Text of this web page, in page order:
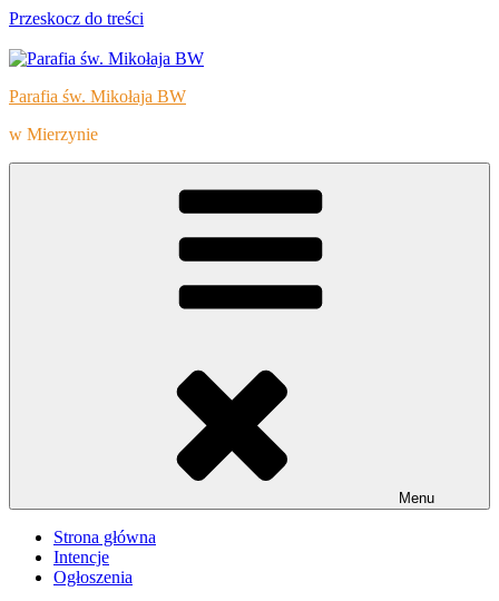
Przeskocz do treści
Parafia św. Mikołaja BW
w Mierzynie
Menu
Strona główna
Intencje
Ogłoszenia